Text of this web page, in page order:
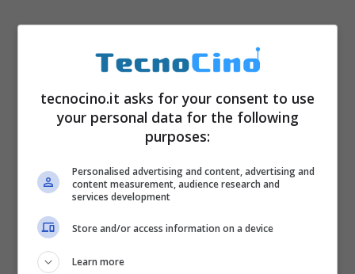
tecnocino.it asks for your consent to use
your personal data for the following
purposes:
Personalised advertising and content, advertising and
content measurement, audience research and
services development
Store and/or access information on a device
Learn more